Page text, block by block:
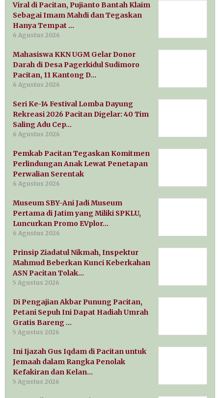
Viral di Pacitan, Pujianto Bantah Klaim
Sebagai Imam Mahdi dan Tegaskan
Hanya Tempat …
6 Agustus 2026
Mahasiswa KKN UGM Gelar Donor
Darah di Desa Pagerkidul Sudimoro
Pacitan, 11 Kantong D…
6 Agustus 2026
Seri Ke-14 Festival Lomba Dayung
Rekreasi 2026 Pacitan Digelar: 40 Tim
Saling Adu Cep…
6 Agustus 2026
Pemkab Pacitan Tegaskan Komitmen
Perlindungan Anak Lewat Penetapan
Perwalian Serentak
6 Agustus 2026
Museum SBY-Ani Jadi Museum
Pertama di Jatim yang Miliki SPKLU,
Luncurkan Promo EVplor…
6 Agustus 2026
Prinsip Ziadatul Nikmah, Inspektur
Mahmud Beberkan Kunci Keberkahan
ASN Pacitan Tolak…
5 Agustus 2026
Di Pengajian Akbar Punung Pacitan,
Petani Sepuh Ini Dapat Hadiah Umrah
Gratis Bareng …
5 Agustus 2026
Ini Ijazah Gus Iqdam di Pacitan untuk
Jemaah dalam Rangka Penolak
Kefakiran dan Kelan…
5 Agustus 2026